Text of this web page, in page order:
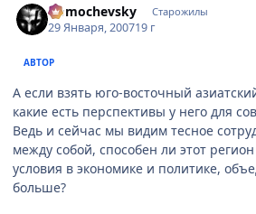
Domochevsky Старожилы
29 Января, 200719 г
АВТОР
А если взять юго-восточный
какие есть перспективы у него для
Ведь и сейчас мы видим тесное
между собой, способен ли этот
условия в экономике и политике,
больше?